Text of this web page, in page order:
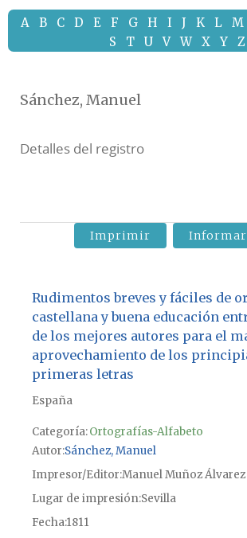
A B C D E F G H I J K L M
S
T U V W X Y Z
Sánchez, Manuel
Detalles del registro
Imprimir
Rudimentos breves y fáciles de
castellana y buena educación
de los mejores autores para el
aprovechamiento de los
primeras letras
España
Categoría:Ortografías-Alfabeto
Autor Sánchez, Manuel
Impresor/Editor Manuel Muñoz Álvarez
Lugar de impresiónSevilla
Fecha1811